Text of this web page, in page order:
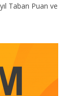
Taban Puan ve